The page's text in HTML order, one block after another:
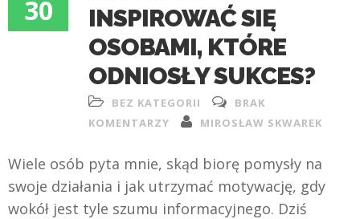
30
INSPIROWAĆ SIĘ
OSOBAMI, KTÓRE
ODNIOSŁY SUKCES?
BEZ KATEGORII
BRAK
KOMENTARZY
MIROSŁAW SKWAREK
Wiele osób pyta mnie, skąd biorę pomysły na
swoje działania i jak utrzymać motywację, gdy
wokół jest tyle szumu informacyjnego. Dziś